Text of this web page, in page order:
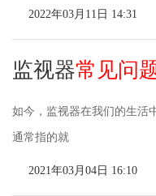
2022年03月11日 14:31
监视器常见问
如今，监视器在我们的生活
通常指的就
2021年03月04日 16:10